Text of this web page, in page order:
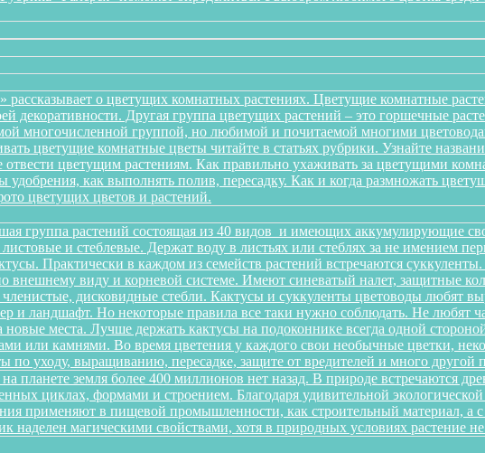
о цветущих комнатных растениях. Цветущие комнатные
декоративности. Другая группа цветущих растений – это горшечные
многочисленной группой, но любимой и почитаемой многими
цветущие комнатные цветы читайте в статьях рубрики. Узнайте
отвести цветущим растениям. Как правильно ухаживать за цветущими
удобрения, как выполнять полив, пересадку. Как и когда размножать
цветущих цветов и растений.
группа растений состоящая из 40 видов и имеющих аккумулирующие
листовые и стеблевые. Держат воду в листьях или стеблях за не имением
Практически в каждом из семейств растений встречаются
виду и корневой системе. Имеют синеватый налет, защитные
дисковидные стебли. Кактусы и суккуленты цветоводы любят
и ландшафт. Но некоторые правила все таки нужно соблюдать. Не любят
места. Лучше держать кактусы на подоконнике всегда одной
или камнями. Во время цветения у каждого свои необычные цветки,
по уходу, выращиванию, пересадке, защите от вредителей и много
планете земля более 400 миллионов нет назад. В природе встречаются
циклах, формами и строением. Благодаря удивительной
применяют в пищевой промышленности, как строительный материал, а
магическими свойствами, хотя в природных условиях растение не